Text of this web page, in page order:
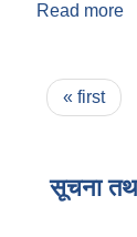
Read more
Pages
« first
सूचना